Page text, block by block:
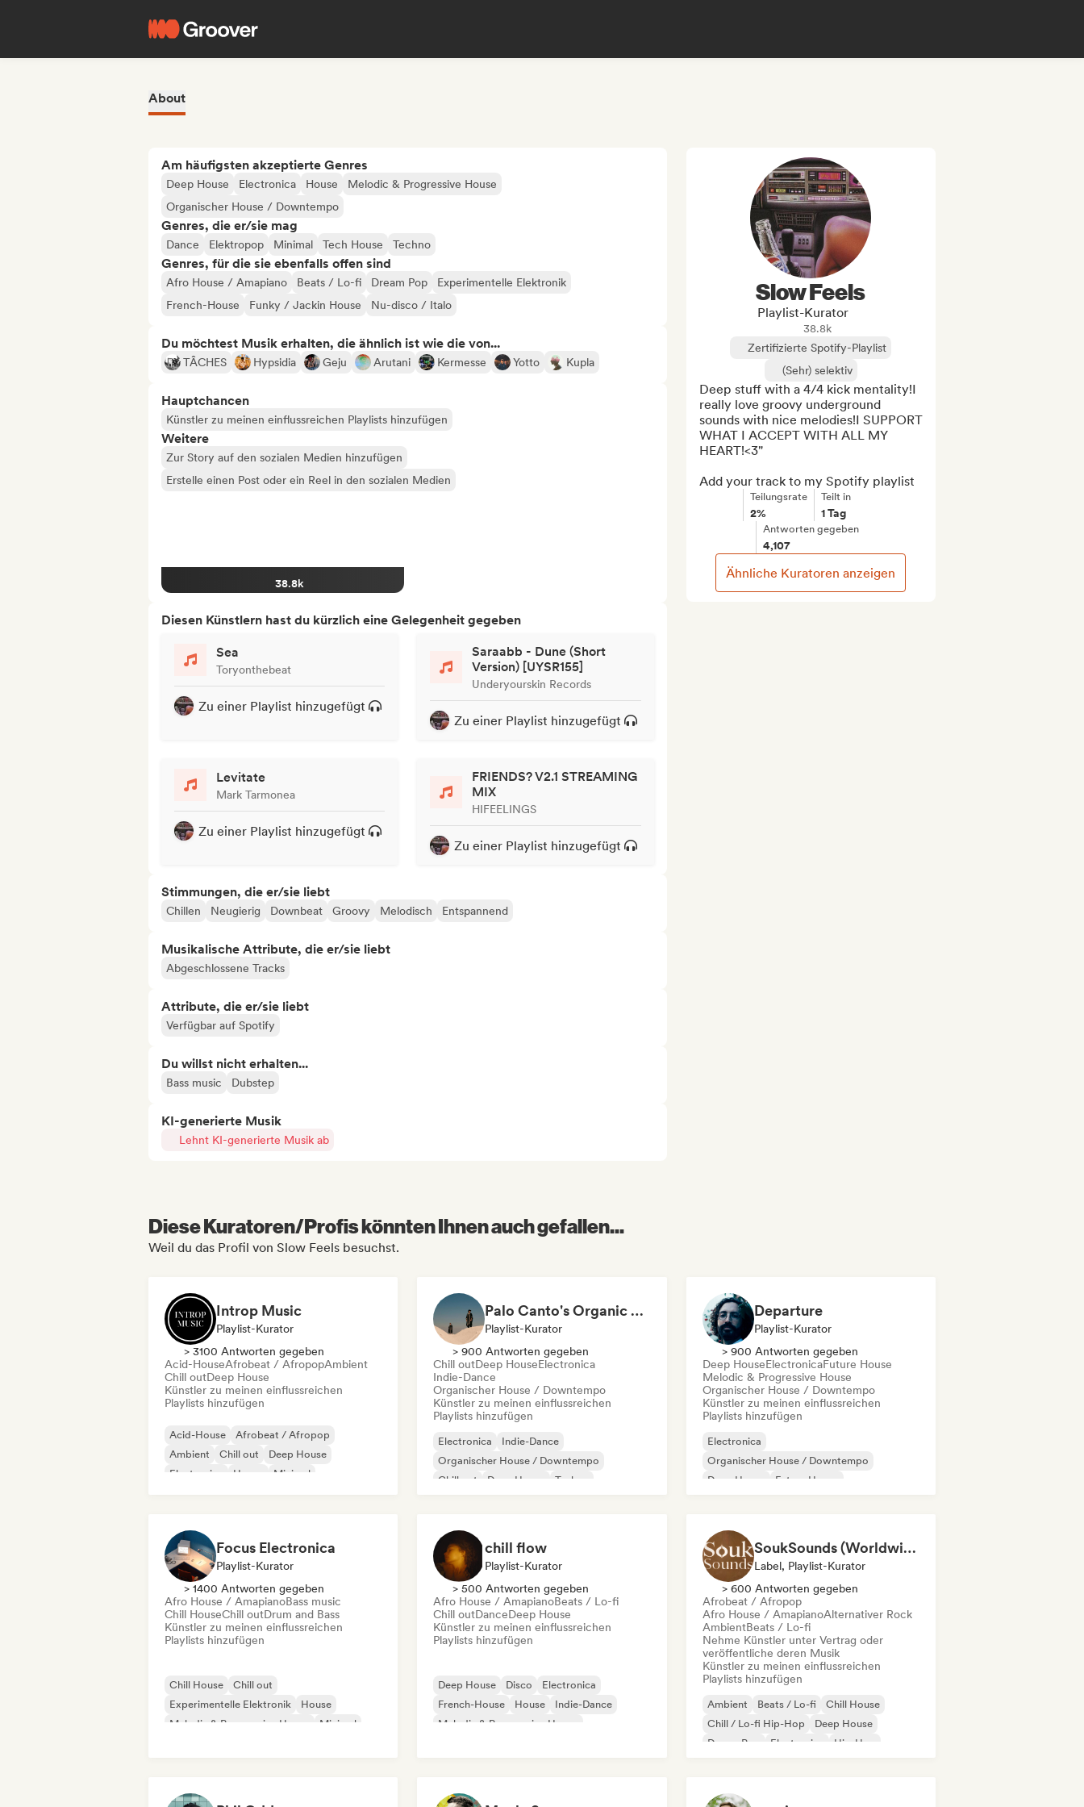
About
Am häufigsten akzeptierte Genres
Deep House Electronica House
Melodic & Progressive House
Organischer House / Downtempo
Genres, die er/sie mag
Dance Elektropop Minimal Tech House Techno
Genres, für die sie ebenfalls offen sind
Afro House / Amapiano Beats / Lo-fi Dream Pop
Experimentelle Elektronik
French-House
Funky / Jackin House Nu-disco / Italo
Du möchtest Musik erhalten, die ähnlich ist wie die von...
TÂCHES Hypsidia Geju Arutani Kermesse Yotto Kupla
Hauptchancen
Künstler zu meinen einflussreichen Playlists hinzufügen
Weitere
Zur Story auf den sozialen Medien hinzufügen
Erstelle einen Post oder ein Reel in den sozialen Medien
38.8k
Diesen Künstlern hast du kürzlich eine Gelegenheit gegeben
Sea
Toryonthebeat
Zu einer Playlist hinzugefügt
Saraabb - Dune (Short
Version) [UYSR155]
Underyourskin Records
Zu einer Playlist hinzugefügt
Levitate
Mark Tarmonea
Zu einer Playlist hinzugefügt
FRIENDS? V2.1 STREAMING
MIX
HIFEELINGS
Zu einer Playlist hinzugefügt
Stimmungen, die er/sie liebt
Chillen Neugierig Downbeat Groovy Melodisch Entspannend
Musikalische Attribute, die er/sie liebt
Abgeschlossene Tracks
Attribute, die er/sie liebt
Verfügbar auf Spotify
Du willst nicht erhalten...
Bass music Dubstep
KI-generierte Musik
Lehnt KI-generierte Musik ab
Slow Feels
Playlist-Kurator
38.8k
Zertifizierte Spotify-Playlist
(Sehr) selektiv
Deep stuff with a 4/4 kick mentality!I
really love groovy underground
sounds with nice melodies!I SUPPORT
WHAT I ACCEPT WITH ALL MY
HEART!<3"
Add your track to my Spotify playlist
Teilungsrate
2%
Teilt in
1 Tag
Antworten gegeben
4,107
Ähnliche Kuratoren anzeigen
Diese Kuratoren/Profis könnten Ihnen auch gefallen...
Weil du das Profil von Slow Feels besuchst.
Introp Music
Playlist-Kurator
> 3100 Antworten gegeben
Acid-HouseAfrobeat / AfropopAmbient
Chill outDeep House
Künstler zu meinen einflussreichen
Playlists hinzufügen
Acid-House
Afrobeat / Afropop
Ambient
Chill out
Deep House
Electronica
House Minimal
Palo Canto's Organic Techno Selection
Playlist-Kurator
> 900 Antworten gegeben
Chill outDeep HouseElectronica
Indie-Dance
Organischer House / Downtempo
Künstler zu meinen einflussreichen
Playlists hinzufügen
Electronica
Indie-Dance
Organischer House / Downtempo
Chill out
Deep House Techno
Departure
Playlist-Kurator
> 900 Antworten gegeben
Deep HouseElectronicaFuture House
Melodic & Progressive House
Organischer House / Downtempo
Künstler zu meinen einflussreichen
Playlists hinzufügen
Electronica
Organischer House / Downtempo
Deep House
Future House
Focus Electronica
Playlist-Kurator
> 1400 Antworten gegeben
Afro House / AmapianoBass music
Chill HouseChill outDrum and Bass
Künstler zu meinen einflussreichen
Playlists hinzufügen
Chill House
Chill out
Experimentelle Elektronik
House
Melodic & Progressive House
Minimal
chill flow
Playlist-Kurator
> 500 Antworten gegeben
Afro House / AmapianoBeats / Lo-fi
Chill outDanceDeep House
Künstler zu meinen einflussreichen
Playlists hinzufügen
Deep House Disco
Electronica
French-House
House
Indie-Dance
Melodic & Progressive House
SoukSounds (Worldwide Sounds)
Label, Playlist-Kurator
> 600 Antworten gegeben
Afrobeat / Afropop
Afro House / AmapianoAlternativer Rock
AmbientBeats / Lo-fi
Nehme Künstler unter Vertrag oder
veröffentliche deren Musik
Künstler zu meinen einflussreichen
Playlists hinzufügen
Ambient Beats / Lo-fi
Chill House
Chill / Lo-fi Hip-Hop
Deep House
Dream Pop
Electronica Hip-Hop